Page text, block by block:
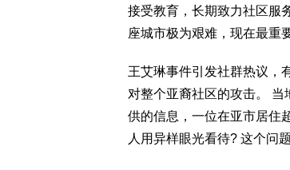
接受教育，长期致力社区服
座城市极为艰难，现在最重
王艾琳事件引发社群热议，
对整个亚裔社区的攻击。
供的信息，一位在亚市居住
人用异样眼光看待? 这个问